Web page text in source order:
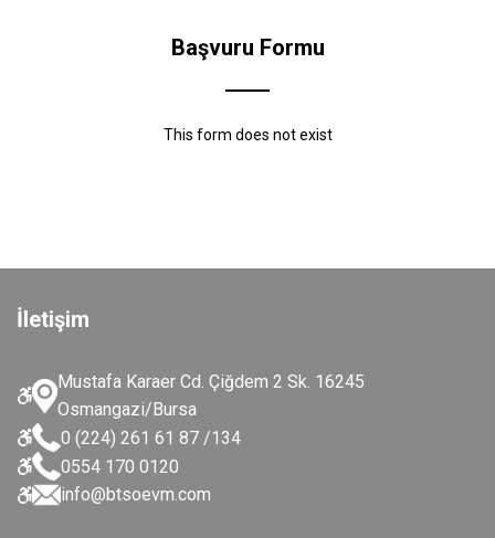
Başvuru Formu
This form does not exist
İletişim
Mustafa Karaer Cd. Çiğdem 2 Sk. 16245
Osmangazi/Bursa
0 (224) 261 61 87 /134
0554 170 0120
info@btsoevm.com